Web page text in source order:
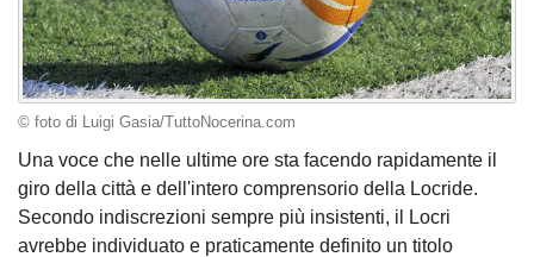
© foto di Luigi Gasia/TuttoNocerina.com
Una voce che nelle ultime ore sta facendo rapidamente il
giro della città e dell'intero comprensorio della Locride.
Secondo indiscrezioni sempre più insistenti, il Locri
avrebbe individuato e praticamente definito un titolo